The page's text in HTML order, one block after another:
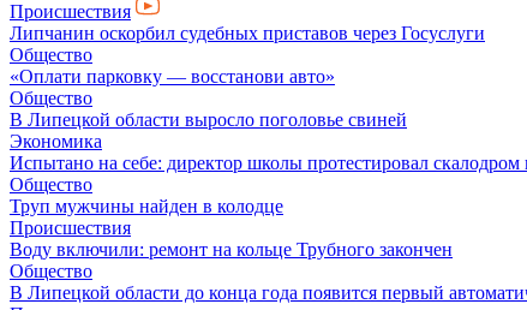
Происшествия
Липчанин оскорбил судебных приставов через Госуслуги
Общество
«Оплати парковку — восстанови авто»
Общество
В Липецкой области выросло поголовье свиней
Экономика
Испытано на себе: директор школы протестировал скалодром
Общество
Труп мужчины найден в колодце
Происшествия
Воду включили: ремонт на кольце Трубного закончен
Общество
В Липецкой области до конца года появится первый